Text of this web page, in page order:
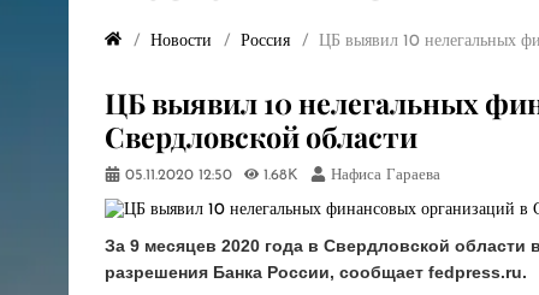
Новости Россия ЦБ выявил 10 нелегальных
ЦБ выявил 10 нелегальных
Свердловской области
05.11.2020 12:50 1.68K Нафиса Гараева
За 9 месяцев 2020 года в Свердловской
разрешения Банка России, сообщает fedpress.ru.